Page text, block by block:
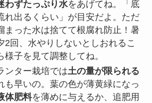
わずたっぷり水をあげてね。「底
れ出るくらい」が目安だよ。ただ
まった水は捨てて根腐れ防止！暑
2回、水やりしないとしおれるこ
様子を見て調整してね。
ンター栽培では土の量が限られる
も早いの。葉の色が薄黄緑になっ
体肥料を薄めに与えるか、追肥用